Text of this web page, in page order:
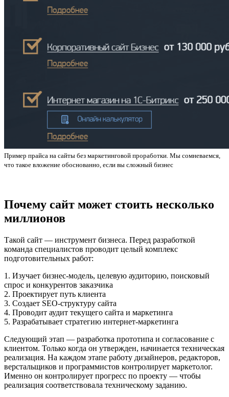
Пример прайса на сайты без маркетинговой проработки. Мы сомневаемся,
что такое вложение обоснованно, если вы сложный бизнес
Почему сайт может стоить несколько
миллионов
Такой сайт — инструмент бизнеса. Перед разработкой
команда специалистов проводит целый комплекс
подготовительных работ:
1. Изучает бизнес-модель, целевую аудиторию, поисковый
спрос и конкурентов заказчика
2. Проектирует путь клиента
3. Создает SEO-структуру сайта
4. Проводит аудит текущего сайта и маркетинга
5. Разрабатывает стратегию интернет-маркетинга
Следующий этап — разработка прототипа и согласование с
клиентом. Только когда он утвержден, начинается техническая
реализация. На каждом этапе работу дизайнеров, редакторов,
верстальщиков и программистов контролирует маркетолог.
Именно он контролирует прогресс по проекту — чтобы
реализация соответствовала техническому заданию.